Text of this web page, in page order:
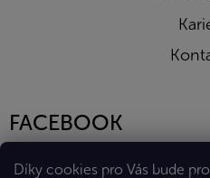
Díky cookies pro Vás bude
FACEBOOK